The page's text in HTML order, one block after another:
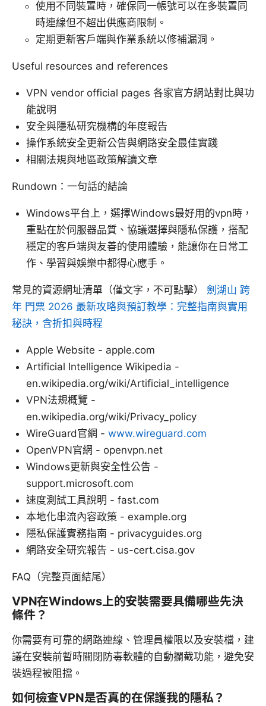
使用不同裝置時，確保同一帳號可以在多裝置同
時連線但不超出供應商限制。
定期更新客戶端與作業系統以修補漏洞。
Useful resources and references
VPN vendor official pages 各家官方網站對比與功
能說明
安全與隱私研究機構的年度報告
操作系統安全更新公告與網路安全最佳實踐
相關法規與地區政策解讀文章
Rundown：一句話的結論
Windows平台上，選擇Windows最好用的vpn時，
重點在於伺服器品質、協議選擇與隱私保護，搭配
穩定的客戶端與友善的使用體驗，能讓你在日常工
作、學習與娛樂中都得心應手。
常見的資源網址清單（僅文字，不可點擊） 劍湖山 跨
年 門票 2026 最新攻略與預訂教學：完整指南與實用
秘訣，含折扣與時程
Apple Website - apple.com
Artificial Intelligence Wikipedia -
en.wikipedia.org/wiki/Artificial_intelligence
VPN法規概覽 -
en.wikipedia.org/wiki/Privacy_policy
WireGuard官網 - www.wireguard.com
OpenVPN官網 - openvpn.net
Windows更新與安全性公告 -
support.microsoft.com
速度測試工具說明 - fast.com
本地化串流內容政策 - example.org
隱私保護實務指南 - privacyguides.org
網路安全研究報告 - us-cert.cisa.gov
FAQ（完整頁面結尾）
VPN在Windows上的安裝需要具備哪些先決
條件？
你需要有可靠的網路連線、管理員權限以及安裝檔，建
議在安裝前暫時關閉防毒軟體的自動攔截功能，避免安
裝過程被阻擋。
如何檢查VPN是否真的在保護我的隱私？